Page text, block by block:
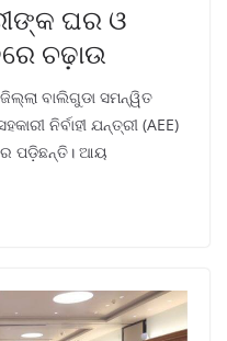
ଘର ଓ
ଚଢ଼ାଉ
ବାଲିଗୁଡା ସମନ୍ୱିତ
ନିର୍ବାହୀ ଯନ୍ତ୍ରୀ (AEE)
ପଡ଼ିଛନ୍ତି। ଆୟ